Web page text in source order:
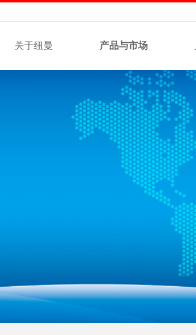
关于纽曼 产品与市场